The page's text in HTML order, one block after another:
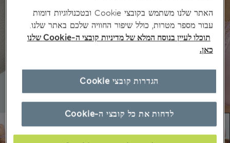
האתר שלנו משתמש בקובצי Cookie ובטכנולוגיות דומות
עבור מספר מטרות, כולל שיפור החוויה שלכם באתר שלנו.
תוכלו לעיין בנוסח המלא של מדיניות קובצי ה-Cookie שלנו
כאן.
לדחות את כל קובצי ה-Cookie
הגדרות קובצי Cookie